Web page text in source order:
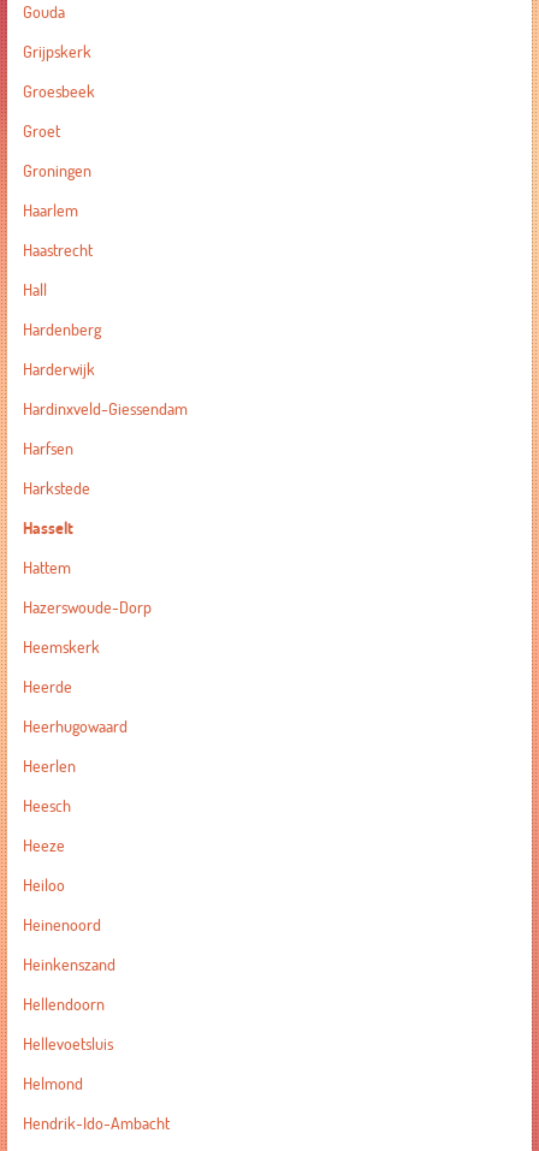
Gouda
Grijpskerk
Groesbeek
Groet
Groningen
Haarlem
Haastrecht
Hall
Hardenberg
Harderwijk
Hardinxveld-Giessendam
Harfsen
Harkstede
Hasselt
Hattem
Hazerswoude-Dorp
Heemskerk
Heerde
Heerhugowaard
Heerlen
Heesch
Heeze
Heiloo
Heinenoord
Heinkenszand
Hellendoorn
Hellevoetsluis
Helmond
Hendrik-Ido-Ambacht